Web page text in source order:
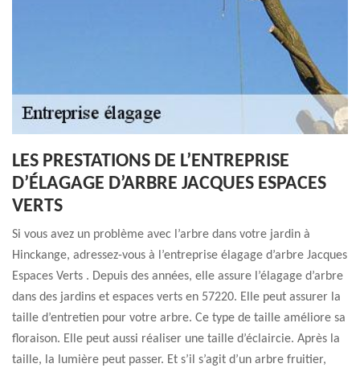
LES PRESTATIONS DE L’ENTREPRISE
D’ÉLAGAGE D’ARBRE JACQUES ESPACES
VERTS
Si vous avez un problème avec l’arbre dans votre jardin à
Hinckange, adressez-vous à l’entreprise élagage d’arbre Jacques
Espaces Verts . Depuis des années, elle assure l’élagage d’arbre
dans des jardins et espaces verts en 57220. Elle peut assurer la
taille d’entretien pour votre arbre. Ce type de taille améliore sa
floraison. Elle peut aussi réaliser une taille d’éclaircie. Après la
taille, la lumière peut passer. Et s’il s’agit d’un arbre fruitier,